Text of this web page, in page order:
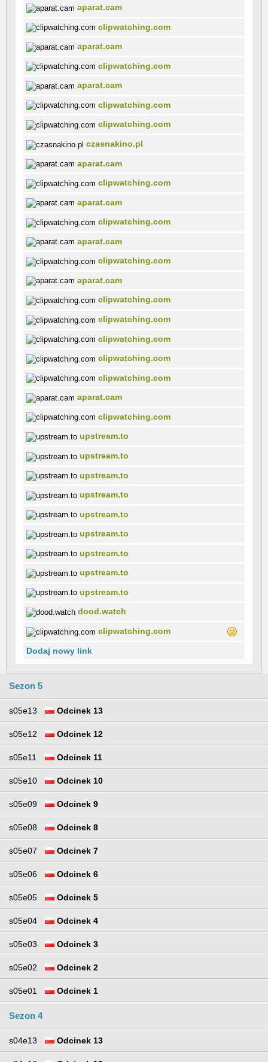
aparat.cam
clipwatching.com
aparat.cam
clipwatching.com
aparat.cam
clipwatching.com
clipwatching.com
czasnakino.pl
aparat.cam
clipwatching.com
aparat.cam
clipwatching.com
aparat.cam
clipwatching.com
aparat.cam
clipwatching.com
clipwatching.com
clipwatching.com
clipwatching.com
clipwatching.com
aparat.cam
clipwatching.com
upstream.to
upstream.to
upstream.to
upstream.to
upstream.to
upstream.to
upstream.to
upstream.to
upstream.to
dood.watch
clipwatching.com
Dodaj nowy link
Sezon 5
s05e13 Odcinek 13
s05e12 Odcinek 12
s05e11 Odcinek 11
s05e10 Odcinek 10
s05e09 Odcinek 9
s05e08 Odcinek 8
s05e07 Odcinek 7
s05e06 Odcinek 6
s05e05 Odcinek 5
s05e04 Odcinek 4
s05e03 Odcinek 3
s05e02 Odcinek 2
s05e01 Odcinek 1
Sezon 4
s04e13 Odcinek 13